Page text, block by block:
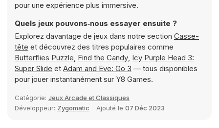
pour une expérience plus immersive.
Quels jeux pouvons‑nous essayer ensuite ?
Explorez davantage de jeux dans notre section Casse-
tête et découvrez des titres populaires comme
Butterflies Puzzle, Find the Candy, Icy Purple Head 3:
Super Slide et Adam and Eve: Go 3 — tous disponibles
pour jouer instantanément sur Y8 Games.
Catégorie: Jeux Arcade et Classiques
Développeur: Zygomatic Ajouté le 07 Déc 2023